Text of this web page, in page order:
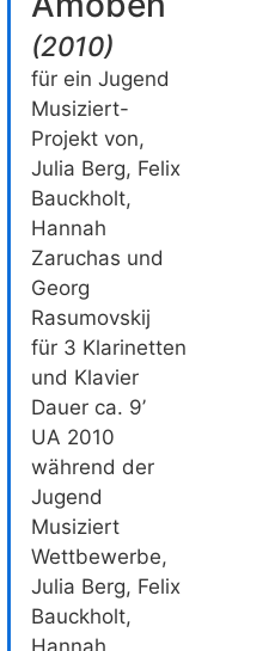
(2010)
für ein Jugend
Musiziert-
Projekt von,
Julia Berg, Felix
Bauckholt,
Hannah
Zaruchas und
Georg
Rasumovskij
für 3 Klarinetten
und Klavier
Dauer ca. 9’
UA 2010
während der
Jugend
Musiziert
Wettbewerbe,
Julia Berg, Felix
Bauckholt,